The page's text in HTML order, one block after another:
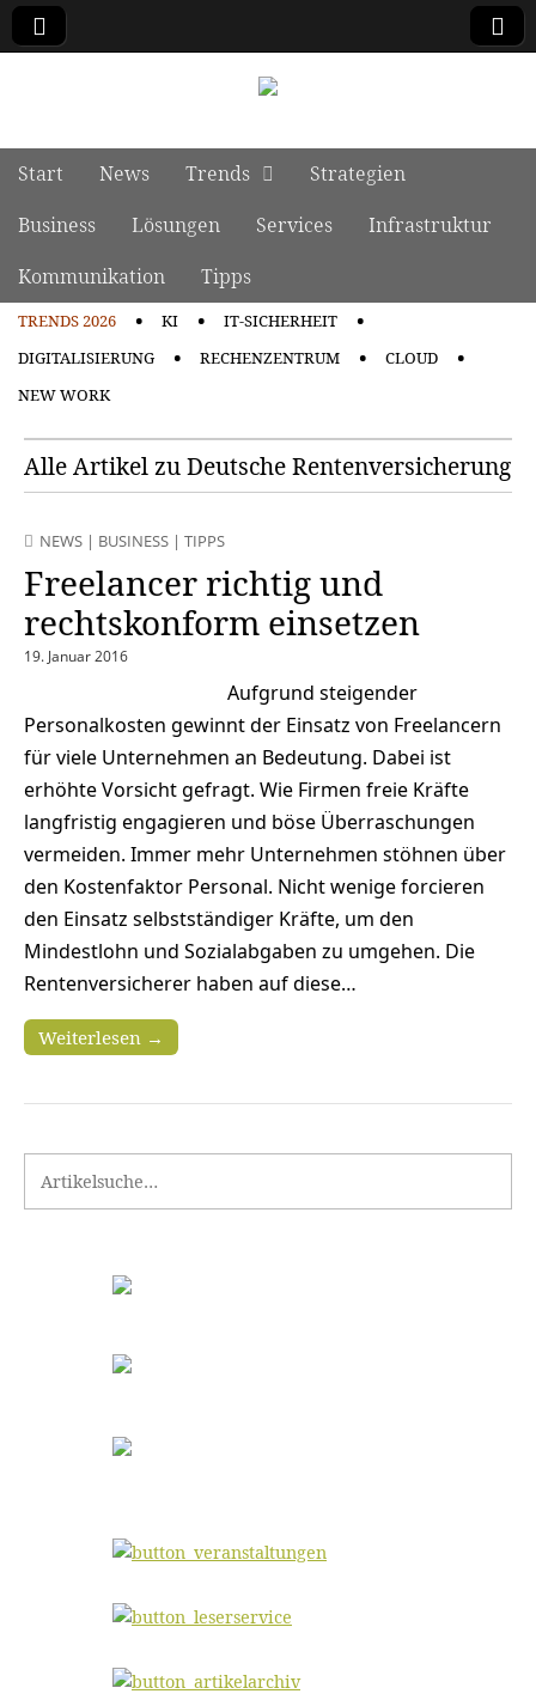
Main menu
Skip to content
Start News Trends
Strategien
Business
Lösungen Services
Infrastruktur
Kommunikation
Tipps
TRENDS 2026 KI
IT-SICHERHEIT
DIGITALISIERUNG
RECHENZENTRUM
CLOUD
NEW WORK
Alle Artikel zu Deutsche Rentenversicherung
NEWS | BUSINESS | TIPPS
Freelancer richtig und
rechtskonform einsetzen
19. Januar 2016
Aufgrund steigender
Personalkosten gewinnt der Einsatz von Freelancern
für viele Unternehmen an Bedeutung. Dabei ist
erhöhte Vorsicht gefragt. Wie Firmen freie Kräfte
langfristig engagieren und böse Überraschungen
vermeiden. Immer mehr Unternehmen stöhnen über
den Kostenfaktor Personal. Nicht wenige forcieren
den Einsatz selbstständiger Kräfte, um den
Mindestlohn und Sozialabgaben zu umgehen. Die
Rentenversicherer haben auf diese…
Weiterlesen →